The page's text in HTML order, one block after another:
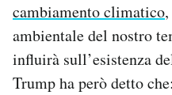
AREA PERSONALE
Area Personale
Newsletter
cambiamento climatico
ambientale del nostro
influirà sull’esistenza
Trump ha però detto